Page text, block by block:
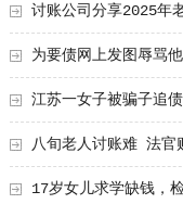
账款管理效率
讨账公司分享2025年
为要债网上发图辱骂
江苏一女子被骗子追
八旬老人讨账难 法官
17岁女儿求学缺钱，